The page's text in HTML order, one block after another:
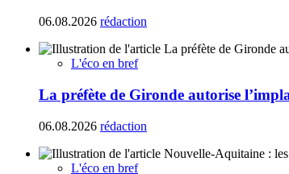
06.08.2026 rédaction
L'éco en bref
La préfète de Gironde autorise
06.08.2026 rédaction
L'éco en bref